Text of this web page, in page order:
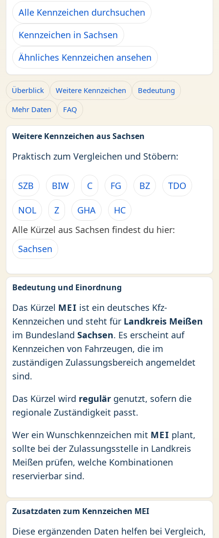
Alle Kennzeichen durchsuchen
Kennzeichen in Sachsen
Ähnliches Kennzeichen ansehen
Überblick Weitere Kennzeichen
Bedeutung
Mehr Daten
FAQ
Weitere Kennzeichen aus Sachsen
Praktisch zum Vergleichen und Stöbern:
SZB BIW C FG BZ TDO
NOL Z GHA
HC
Alle Kürzel aus Sachsen findest du hier:
Sachsen
Bedeutung und Einordnung
Das Kürzel MEI ist ein deutsches Kfz-
Kennzeichen und steht für Landkreis Meißen
im Bundesland Sachsen. Es erscheint auf
Kennzeichen von Fahrzeugen, die im
zuständigen Zulassungsbereich angemeldet
sind.
Das Kürzel wird regulär genutzt, sofern die
regionale Zuständigkeit passt.
Wer ein Wunschkennzeichen mit MEI plant,
sollte bei der Zulassungsstelle in Landkreis
Meißen prüfen, welche Kombinationen
reservierbar sind.
Zusatzdaten zum Kennzeichen MEI
Diese ergänzenden Daten helfen bei Vergleich,